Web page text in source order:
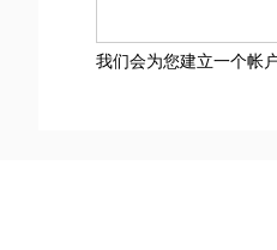
我们会为您建立一个帐